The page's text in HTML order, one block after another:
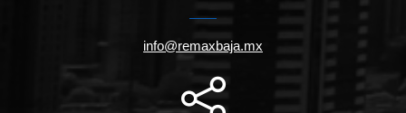
info@remaxbaja.mx